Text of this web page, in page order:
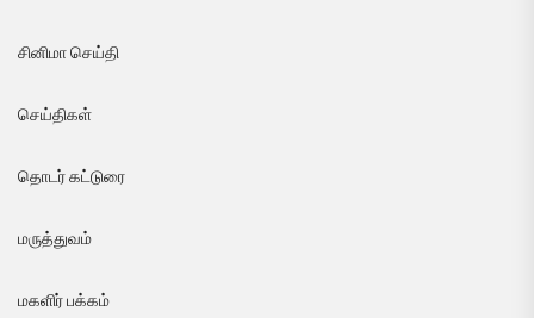
சினிமா செய்தி
செய்திகள்
தொடர் கட்டுரை
மருத்துவம்
மகளிர் பக்கம்